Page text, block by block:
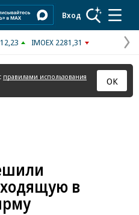
Вход
IMOEX 2281,31
правилами использования
ОК
в